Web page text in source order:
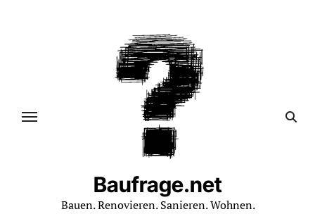
Baufrage.net
Bauen. Renovieren. Sanieren. Wohnen.